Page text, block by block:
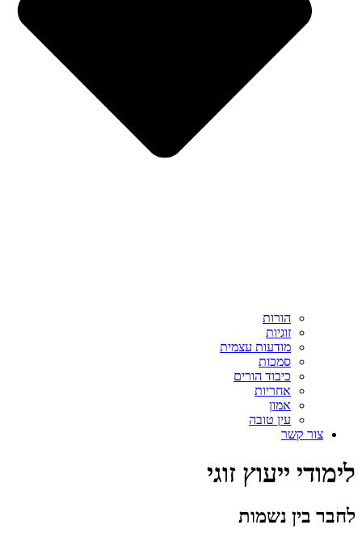
הורות
זוגיות
מודעות עצמית
סמכות
כיבוד הורים
אחריות
אמון
עין טובה
צור קשר
לימודי ייעוץ זוגי
לחבר בין נשמות